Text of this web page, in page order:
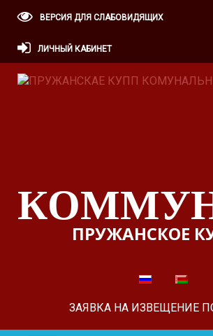
ВЕРСИЯ ДЛЯ СЛАБОВИДЯЩИХ
ЛИЧНЫЙ КАБИНЕТ
ПРУЖАНСКОЕ
ЗАЯВКА НА ИЗВЕЩЕНИЕ